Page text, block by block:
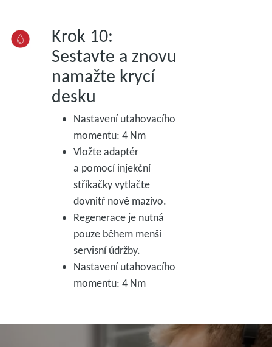
Krok 10:
Sestavte a znovu
namažte krycí
desku
Nastavení utahovacího
momentu: 4 Nm
Vložte adaptér
a pomocí injekční
stříkačky vytlačte
dovnitř nové mazivo.
Regenerace je nutná
pouze během menší
servisní údržby.
Nastavení utahovacího
momentu: 4 Nm